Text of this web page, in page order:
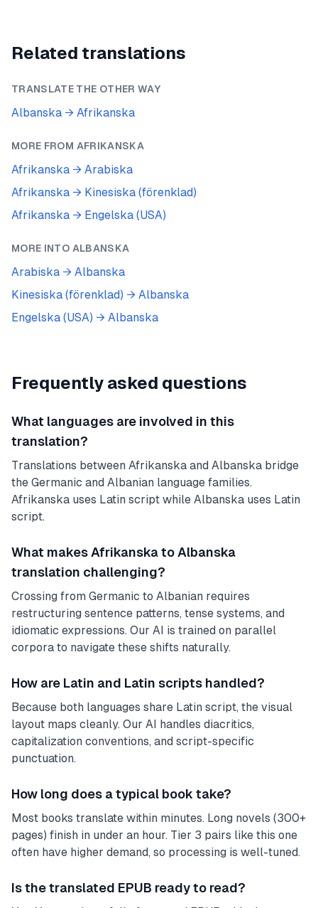
Related translations
TRANSLATE THE OTHER WAY
Albanska → Afrikanska
MORE FROM AFRIKANSKA
Afrikanska → Arabiska
Afrikanska → Kinesiska (förenklad)
Afrikanska → Engelska (USA)
MORE INTO ALBANSKA
Arabiska → Albanska
Kinesiska (förenklad) → Albanska
Engelska (USA) → Albanska
Frequently asked questions
What languages are involved in this
translation?
Translations between Afrikanska and Albanska bridge
the Germanic and Albanian language families.
Afrikanska uses Latin script while Albanska uses Latin
script.
What makes Afrikanska to Albanska
translation challenging?
Crossing from Germanic to Albanian requires
restructuring sentence patterns, tense systems, and
idiomatic expressions. Our AI is trained on parallel
corpora to navigate these shifts naturally.
How are Latin and Latin scripts handled?
Because both languages share Latin script, the visual
layout maps cleanly. Our AI handles diacritics,
capitalization conventions, and script-specific
punctuation.
How long does a typical book take?
Most books translate within minutes. Long novels (300+
pages) finish in under an hour. Tier 3 pairs like this one
often have higher demand, so processing is well-tuned.
Is the translated EPUB ready to read?